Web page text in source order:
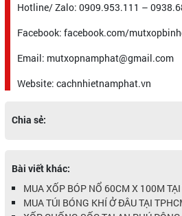
Hotline/ Zalo: 0909.953.111 –
Facebook: facebook.com/
Email: mutxopnamphat@gmail.com
Website: cachnhietnamphat.vn
Chia sẻ:
Bài viết khác:
MUA XỐP BÓP NỔ 60CM X 100M
MUA TÚI BÓNG KHÍ Ở ĐÂU TẠI